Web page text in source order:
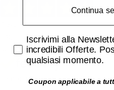
recensioni
Le nostre recensioni a 4 e 5
Continua
Accetta di ricevere
Iscrivimi alla
incredibili Offerte.
qualsiasi momento.
Coupon applicabile a